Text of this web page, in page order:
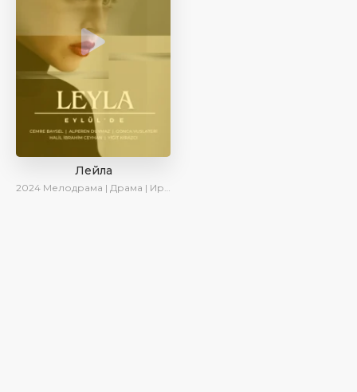
Лейла
2024 Мелодрама | Драма | Ирина Котова | AveTurk | AlisaDirilis | Сериалы 2024